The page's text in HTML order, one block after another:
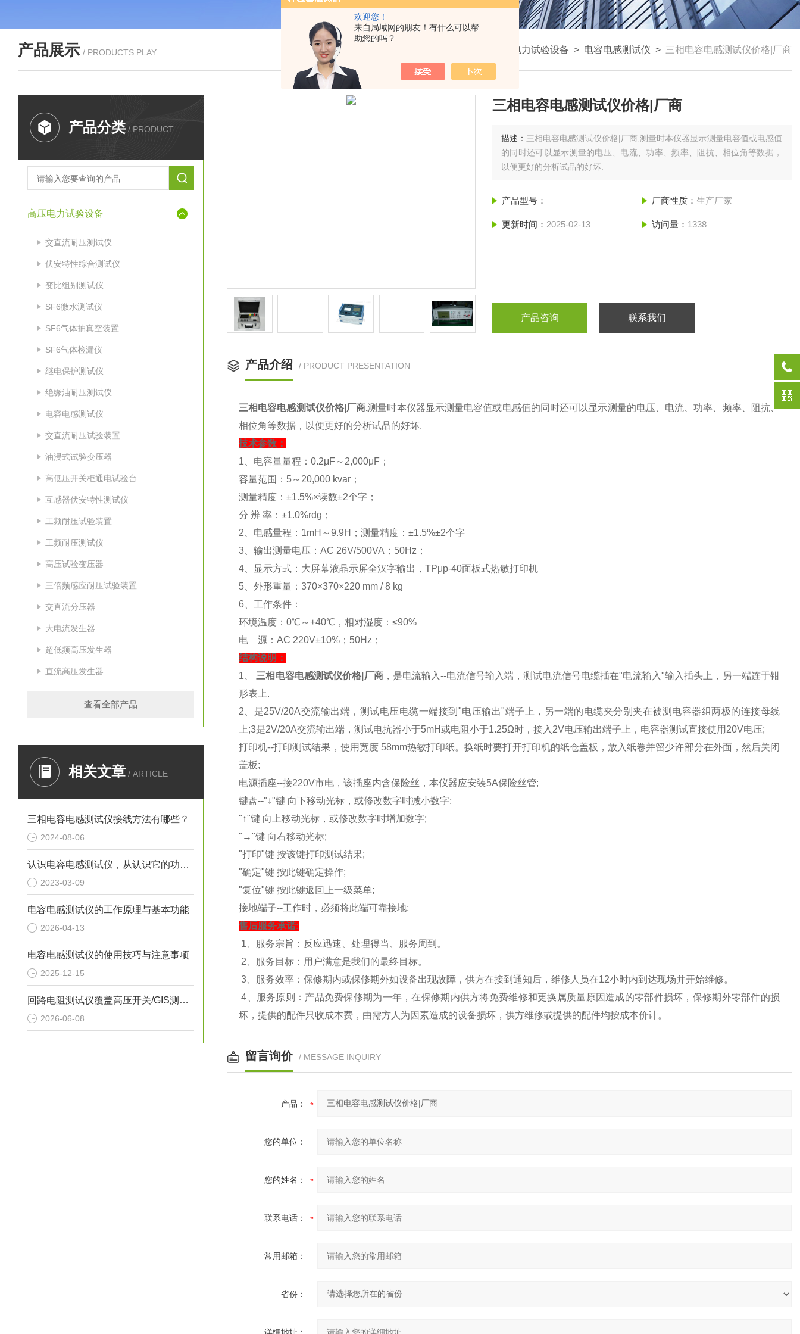
欢迎您！
来自局域网的朋友！有什么可以帮
助您的吗？
产品展示 / PRODUCTS PLAY 高压电力试验设备 > 电容电感测试仪 > 三相电容电感测试仪价格|厂商
产品分类 / PRODUCT
高压电力试验设备
交直流耐压测试仪
伏安特性综合测试仪
变比组别测试仪
SF6微水测试仪
SF6气体抽真空装置
SF6气体检漏仪
继电保护测试仪
绝缘油耐压测试仪
电容电感测试仪
交直流耐压试验装置
油浸式试验变压器
高低压开关柜通电试验台
互感器伏安特性测试仪
工频耐压试验装置
工频耐压测试仪
高压试验变压器
三倍频感应耐压试验装置
交直流分压器
大电流发生器
超低频高压发生器
直流高压发生器
查看全部产品
相关文章 / ARTICLE
三相电容电感测试仪接线方法有哪些？
2024-08-06
认识电容电感测试仪，从认识它的功能特点开始
2023-03-09
电容电感测试仪的工作原理与基本功能
2026-04-13
电容电感测试仪的使用技巧与注意事项
2025-12-15
回路电阻测试仪覆盖高压开关/GIS测试全场景
2026-06-08
三相电容电感测试仪价格|厂商
描述： 三相电容电感测试仪价格|厂商,测量时本仪器显示测量电容值或电感值
的同时还可以显示测量的电压、电流、功率、频率、阻抗、相位角等数据，
以便更好的分析试品的好坏.
产品型号： 厂商性质： 生产厂家
更新时间： 2025-02-13 访问量： 1338
产品咨询 联系我们
产品介绍 / PRODUCT PRESENTATION
三相电容电感测试仪价格|厂商,测量时本仪器显示测量电容值或电感值的同时还可以显示测量的电压、电流、功率、频率、阻抗、
相位角等数据，以便更好的分析试品的好坏.
技术参数：
1、电容量量程：0.2μF～2,000μF；
容量范围：5～20,000 kvar；
测量精度：±1.5%×读数±2个字；
分 辨 率：±1.0%rdg；
2、电感量程：1mH～9.9H；测量精度：±1.5%±2个字
3、输出测量电压：AC 26V/500VA；50Hz；
4、显示方式：大屏幕液晶示屏全汉字输出，TPμp-40面板式热敏打印机
5、外形重量：370×370×220 mm / 8 kg
6、工作条件：
环境温度：0℃～+40℃，相对湿度：≤90%
电 源：AC 220V±10%；50Hz；
结构说明：
1、
三相电容电感测试仪价格|厂商，是电流输入--电流信号输入端，测试电流信号电缆插在"电流输入"输入插头上，另一端连于钳
形表上.
2、是25V/20A交流输出端，测试电压电缆一端接到"电压输出"端子上，另一端的电缆夹分别夹在被测电容器组两极的连接母线
上;3是2V/20A交流输出端，测试电抗器小于5mH或电阻小于1.25Ω时，接入2V电压输出端子上，电容器测试直接使用20V电压;
打印机--打印测试结果，使用宽度 58mm热敏打印纸。换纸时要打开打印机的纸仓盖板，放入纸卷并留少许部分在外面，然后关闭
盖板;
电源插座--接220V市电，该插座内含保险丝，本仪器应安装5A保险丝管;
键盘--"↓"键 向下移动光标，或修改数字时减小数字;
"↑"键 向上移动光标，或修改数字时增加数字;
"→"键 向右移动光标;
"打印"键 按该键打印测试结果;
"确定"键 按此键确定操作;
"复位"键 按此键返回上一级菜单;
接地端子--工作时，必须将此端可靠接地;
售后服务承诺:
1、服务宗旨：反应迅速、处理得当、服务周到。
2、服务目标：用户满意是我们的最终目标。
3、服务效率：保修期内或保修期外如设备出现故障，供方在接到通知后，维修人员在12小时内到达现场并开始维修。
4、服务原则：产品免费保修期为一年，在保修期内供方将免费维修和更换属质量原因造成的零部件损坏，保修期外零部件的损
坏，提供的配件只收成本费，由需方人为因素造成的设备损坏，供方维修或提供的配件均按成本价计。
留言询价 / MESSAGE INQUIRY
产品：
您的单位：
您的姓名：
联系电话：
常用邮箱：
省份：